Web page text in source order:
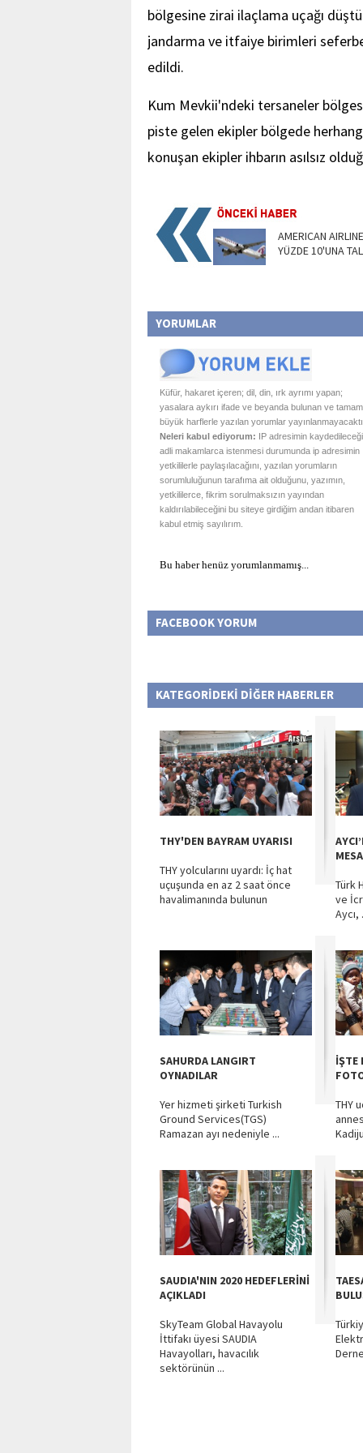
bölgesine zirai ilaçlama uçağı
jandarma ve itfaiye birimleri
edildi.
Kum Mevkii'ndeki tersaneler
piste gelen ekipler bölgede
konuşan ekipler ihbarın asılsız
AMERICAN
YÜZDE 10'UNA
YORUMLAR
Küfür, hakaret içeren; dil, din, ırk ayrımı yapan;
yasalara aykırı ifade ve beyanda bulunan ve
büyük harflerle yazılan yorumlar
Neleri kabul ediyorum: IP adresimin
adli makamlarca istenmesi durumunda ip adresimin
yetkililerle paylaşılacağını, yazılan yorumların
sorumluluğunun tarafıma ait olduğunu, yazımın,
yetkililerce, fikrim sorulmaksızın yayından
kaldırılabileceğini bu siteye girdiğim andan itibaren
kabul etmiş sayılırım.
Bu haber henüz yorumlanmamış...
FACEBOOK YORUM
KATEGORİDEKİ DİĞER HABERLER
THY'DEN BAYRAM UYARISI
THY yolcularını uyardı: İç hat
uçuşunda en az 2 saat önce
havalimanında bulunun
Türk
ve
Aycı,
SAHURDA LANGIRT
OYNADILAR
Yer hizmeti şirketi Turkish
Ground Services(TGS)
Ramazan ayı nedeniyle ...
İŞTE
THY
SAUDIA'NIN 2020 HEDEFLERİNİ
AÇIKLADI
SkyTeam Global Havayolu
İttifakı üyesi SAUDIA
Havayolları, havacılık
sektörünün ...